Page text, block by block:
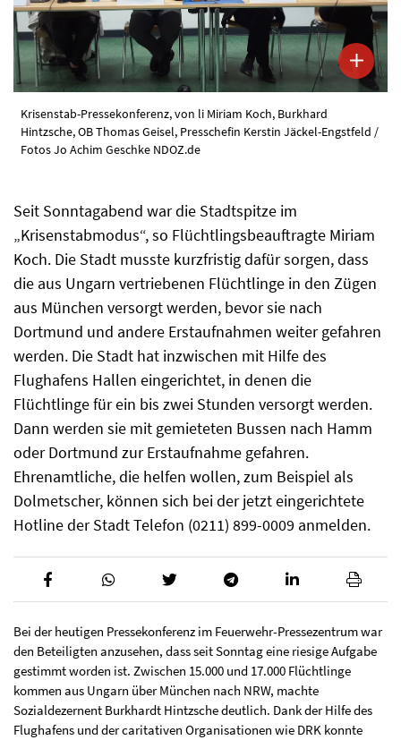
Krisenstab-Pressekonferenz, von li Miriam Koch, Burkhard
Hintzsche, OB Thomas Geisel, Presschefin Kerstin Jäckel-Engstfeld /
Fotos Jo Achim Geschke NDOZ.de
Seit Sonntagabend war die Stadtspitze im
„Krisenstabmodus“, so Flüchtlingsbeauftragte Miriam
Koch. Die Stadt musste kurzfristig dafür sorgen, dass
die aus Ungarn vertriebenen Flüchtlinge in den Zügen
aus München versorgt werden, bevor sie nach
Dortmund und andere Erstaufnahmen weiter gefahren
werden. Die Stadt hat inzwischen mit Hilfe des
Flughafens Hallen eingerichtet, in denen die
Flüchtlinge für ein bis zwei Stunden versorgt werden.
Dann werden sie mit gemieteten Bussen nach Hamm
oder Dortmund zur Erstaufnahme gefahren.
Ehrenamtliche, die helfen wollen, zum Beispiel als
Dolmetscher, können sich bei der jetzt eingerichtete
Hotline der Stadt Telefon (0211) 899-0009 anmelden.
Bei der heutigen Pressekonferenz im Feuerwehr-Pressezentrum war
den Beteiligten anzusehen, dass seit Sonntag eine riesige Aufgabe
gestimmt worden ist. Zwischen 15.000 und 17.000 Flüchtlinge
kommen aus Ungarn über München nach NRW, machte
Sozialdezernent Burkhardt Hintzsche deutlich. Dank der Hilfe des
Flughafens und der caritativen Organisationen wie DRK konnte